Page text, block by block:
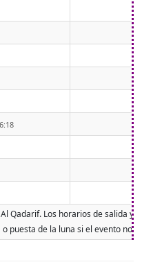
Qadarif. Los horarios de salida
puesta de la luna si el evento no